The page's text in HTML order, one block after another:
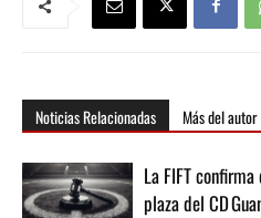
Noticias Relacionadas Más del autor
La FIFT
plaza del CD